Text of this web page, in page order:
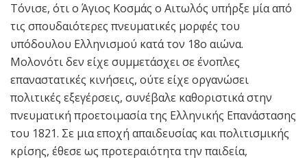
Τόνισε, ότι ο Άγιος Κοσμάς ο Αιτωλός υπήρξε μία από
τις σπουδαιότερες πνευματικές μορφές του
υπόδουλου Ελληνισμού κατά τον 18ο αιώνα.
Μολονότι δεν είχε συμμετάσχει σε ένοπλες
επαναστατικές κινήσεις, ούτε είχε οργανώσει
πολιτικές εξεγέρσεις, συνέβαλε καθοριστικά στην
πνευματική προετοιμασία της Ελληνικής Επανάστασης
του 1821. Σε μια εποχή απαιδευσίας και πολιτισμικής
κρίσης, έθεσε ως προτεραιότητα την παιδεία,